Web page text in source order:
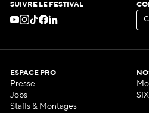
SUIVRE LE FESTIVAL
C
C
ESPACE PRO
Presse
Jobs
Staffs & Montages